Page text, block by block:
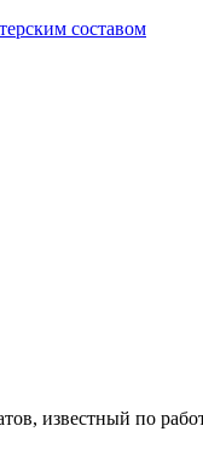
составом
известный по